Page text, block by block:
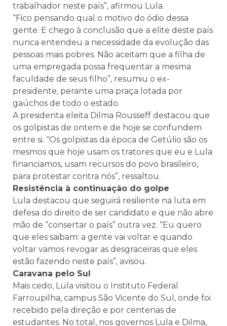
trabalhador neste país”, afirmou Lula.
“Fico pensando qual o motivo do ódio dessa
gente. E chego à conclusão que a elite deste país
nunca entendeu a necessidade da evolução das
pessoas mais pobres. Não aceitam que a filha de
uma empregada possa frequentar a mesma
faculdade de seus filho”, resumiu o ex-
presidente, perante uma praça lotada por
gaúchos de todo o estado.
A presidenta eleita Dilma Rousseff destacou que
os golpistas de ontem e de hoje se confundem
entre si. “Os golpistas da época de Getúlio são os
mesmos que hoje usam os tratores que eu e Lula
financiamos, usam recursos do povo brasileiro,
para protestar contra nós”, ressaltou.
Resistência à continuação do golpe
Lula destacou que seguirá resiliente na luta em
defesa do direito de ser candidato e que não abre
mão de “consertar o país” outra vez. “Eu quero
que eles saibam: a gente vai voltar e quando
voltar vamos revogar as desgraceiras que eles
estão fazendo neste país”, avisou.
Caravana pelo Sul
Mais cedo, Lula visitou o Instituto Federal
Farroupilha, campus São Vicente do Sul, onde foi
recebido pela direção e por centenas de
estudantes. No total, nos governos Lula e Dilma,